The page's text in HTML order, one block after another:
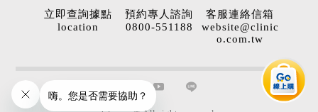
立即查詢據點
location
預約專人諮詢
0800-551188
客服連絡信箱
website@clinic
o.com.tw